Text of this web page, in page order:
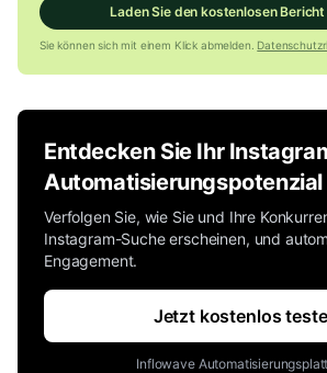
Laden Sie den kostenlosen
Sie können sich mit einem Klick abmelden.
Entdecken Sie Ihr
Automatisierungspotenzial
Verfolgen Sie, wie Sie und Ihre
Instagram-Suche erscheinen, und
Engagement.
Jetzt kostenlos
Inflowave